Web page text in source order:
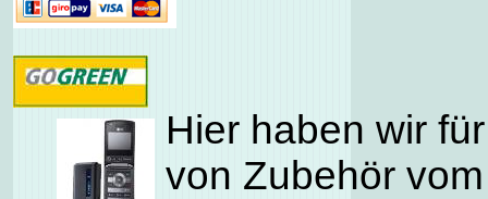
Hier haben wir
von Zubehör